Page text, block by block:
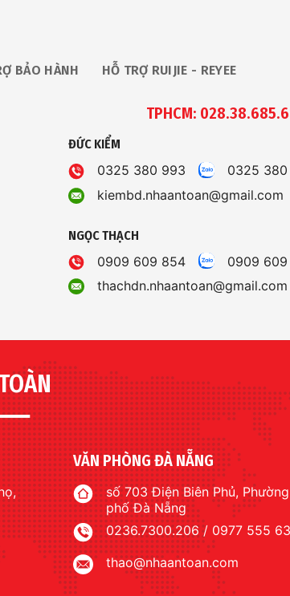
BẢO HÀNH HỖ TRỢ RUIJIE - REYEE
TPHCM:
ĐỨC KIỂM
0325 380 993
0325
kiembd.nhaantoan@gmail.com
NGỌC THẠCH
0909 609 854
0909
thachdn.nhaantoan@gmail.com
VĂN PHÒNG ĐÀ NẴNG
số 703 Điện Biên Phủ,
phố Đà Nẵng
0236.7300.206 / 0977 555
thao@nhaantoan.com